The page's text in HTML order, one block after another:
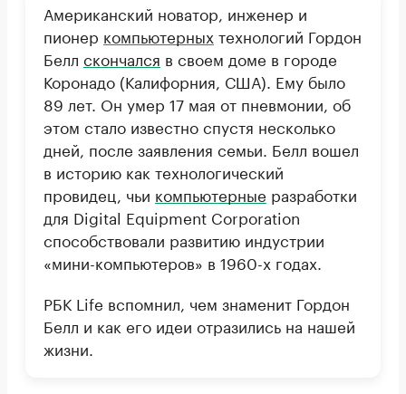
Американский новатор, инженер и
пионер компьютерных технологий Гордон
Белл скончался в своем доме в городе
Коронадо (Калифорния, США). Ему было
89 лет. Он умер 17 мая от пневмонии, об
этом стало известно спустя несколько
дней, после заявления семьи. Белл вошел
в историю как технологический
провидец, чьи компьютерные разработки
для Digital Equipment Corporation
способствовали развитию индустрии
«мини-компьютеров» в 1960-х годах.
РБК Life вспомнил, чем знаменит Гордон
Белл и как его идеи отразились на нашей
жизни.